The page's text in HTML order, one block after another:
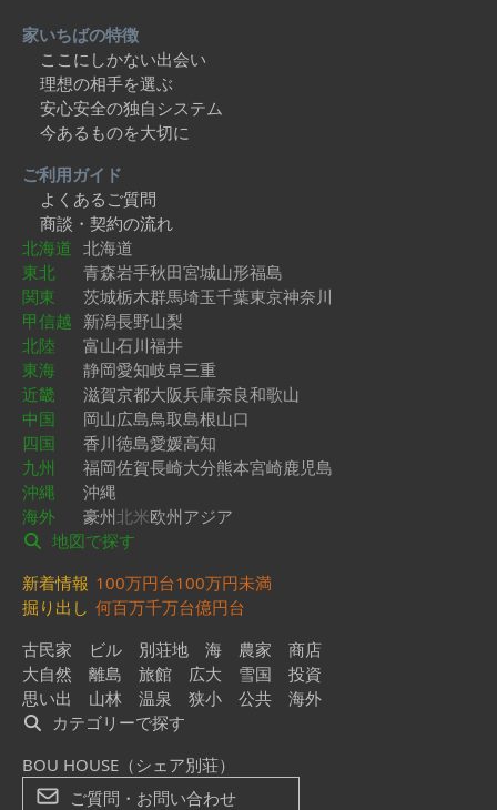
家いちばの特徴
ここにしかない出会い
理想の相手を選ぶ
安心安全の独自システム
今あるものを大切に
ご利用ガイド
よくあるご質問
商談・契約の流れ
北海道 北海道
東北
青森岩手秋田宮城山形福島
関東
茨城栃木群馬埼玉千葉東京神奈川
甲信越 新潟長野山梨
北陸
富山石川福井
東海
静岡愛知岐阜三重
近畿
滋賀京都大阪兵庫奈良和歌山
中国
岡山広島鳥取島根山口
四国
香川徳島愛媛高知
九州
福岡佐賀長崎大分熊本宮崎鹿児島
沖縄
沖縄
海外
豪州北米欧州アジア
地図で探す
新着情報 100万円台100万円未満
掘り出し 何百万千万台億円台
古民家
ビル 別荘地 海 農家
商店
大自然
離島 旅館 広大 雪国
投資
思い出
山林 温泉 狭小 公共
海外
カテゴリーで探す
BOU HOUSE（シェア別荘）
ご質問・お問い合わせ